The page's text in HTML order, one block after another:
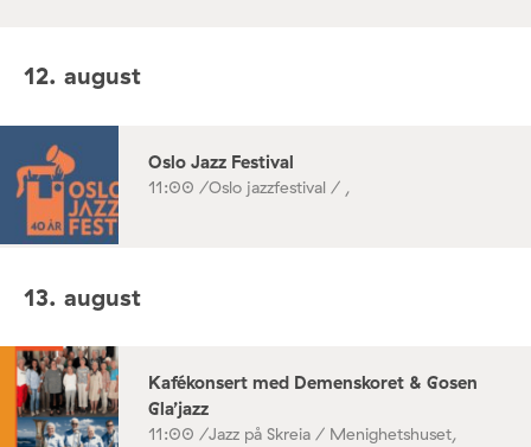
12. august
Oslo Jazz Festival
11:00 /Oslo jazzfestival / ,
13. august
Kafékonsert med Demenskoret & Gosen
Gla’jazz
11:00 /Jazz på Skreia / Menighetshuset,